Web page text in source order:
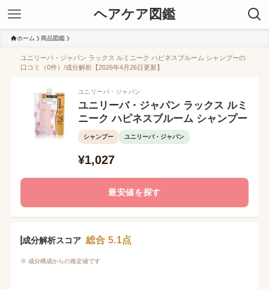
ヘアケア図鑑
ホーム 商品図鑑
ユニリーバ・ジャパン ラックス ルミニーク ハピネスブルーム シャンプーの
口コミ（0件）/成分解析【2026年4月26日更新】
ユニリーバ・ジャパン
ユニリーバ・ジャパン ラックス ルミ
ニーク ハピネスブルーム シャンプー
シャンプー ユニリーバ・ジャパン
¥1,027
最安値を探す
成分解析スコア 総合 5.1点
※ 成分構成からの推定値です